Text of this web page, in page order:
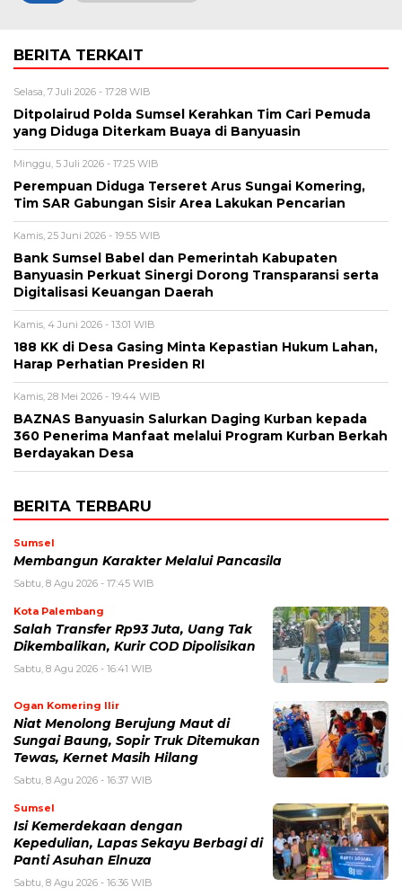
BERITA TERKAIT
Selasa, 7 Juli 2026 - 17:28 WIB
Ditpolairud Polda Sumsel Kerahkan Tim Cari Pemuda
yang Diduga Diterkam Buaya di Banyuasin
Minggu, 5 Juli 2026 - 17:25 WIB
Perempuan Diduga Terseret Arus Sungai Komering,
Tim SAR Gabungan Sisir Area Lakukan Pencarian
Kamis, 25 Juni 2026 - 19:55 WIB
Bank Sumsel Babel dan Pemerintah Kabupaten
Banyuasin Perkuat Sinergi Dorong Transparansi serta
Digitalisasi Keuangan Daerah
Kamis, 4 Juni 2026 - 13:01 WIB
188 KK di Desa Gasing Minta Kepastian Hukum Lahan,
Harap Perhatian Presiden RI
Kamis, 28 Mei 2026 - 19:44 WIB
BAZNAS Banyuasin Salurkan Daging Kurban kepada
360 Penerima Manfaat melalui Program Kurban Berkah
Berdayakan Desa
BERITA TERBARU
Sumsel
Membangun Karakter Melalui Pancasila
Sabtu, 8 Agu 2026 - 17:45 WIB
Kota Palembang
Salah Transfer Rp93 Juta, Uang Tak
Dikembalikan, Kurir COD Dipolisikan
Sabtu, 8 Agu 2026 - 16:41 WIB
Ogan Komering Ilir
Niat Menolong Berujung Maut di
Sungai Baung, Sopir Truk Ditemukan
Tewas, Kernet Masih Hilang
Sabtu, 8 Agu 2026 - 16:37 WIB
Sumsel
Isi Kemerdekaan dengan
Kepedulian, Lapas Sekayu Berbagi di
Panti Asuhan Elnuza
Sabtu, 8 Agu 2026 - 16:36 WIB